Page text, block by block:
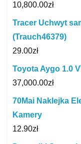
10,800.00zł
Tracer Uchwyt
(Trauch46379)
29.00zł
Toyota Aygo 1.0
37,000.00zł
70Mai Naklejka
Kamery
12.90zł